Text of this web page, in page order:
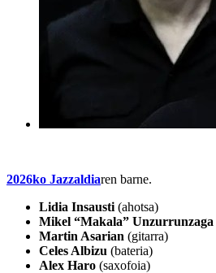
2026ko Jazzaldiaren barne.
Lidia Insausti (ahotsa)
Mikel “Makala” Unzurrunzaga
Martin Asarian (gitarra)
Celes Albizu (bateria)
Alex Haro (saxofoia)